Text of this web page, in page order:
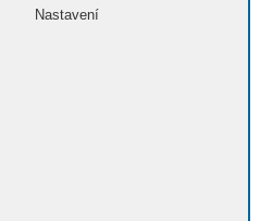
Nastavení